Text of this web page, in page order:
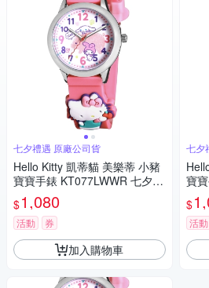
七夕禮遇 原廠公司貨
Hello Kitty 凱蒂貓 美樂蒂 小豬
寶寶手錶 KT077LWWR 七夕寵
愛季 送禮推薦
$1,080
活動 券
加入購物車
七夕
寶
愛
$
活動